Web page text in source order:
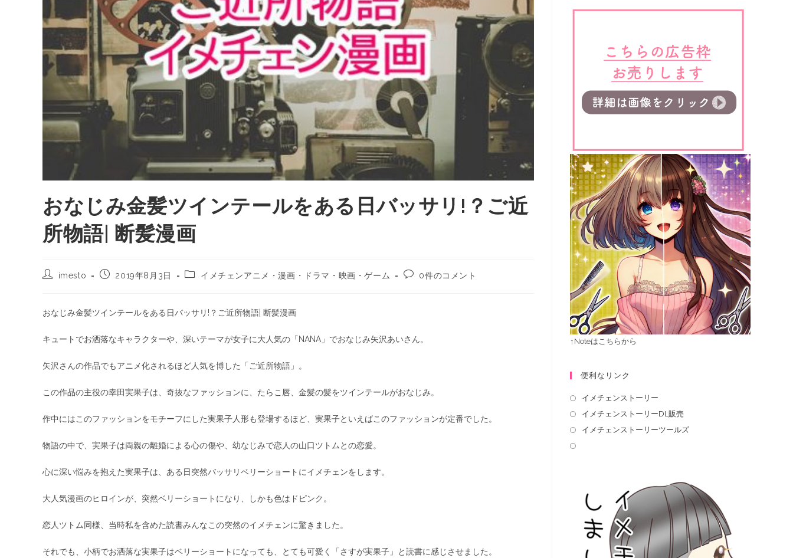
おなじみ金髪ツインテールをある日バッサリ!？ご近
所物語| 断髪漫画
imesto 2019年8月3日 イメチェンアニメ・漫画・ドラマ・映画・ゲーム 0件のコメント
おなじみ金髪ツインテールをある日バッサリ!？ご近所物語| 断髪漫画
キュートでお洒落なキャラクターや、深いテーマが女子に大人気の「NANA」でおなじみ矢沢あいさん。
矢沢さんの作品でもアニメ化されるほど人気を博した「ご近所物語」。
この作品の主役の幸田実果子は、奇抜なファッションに、たらこ唇、金髪の髪をツインテールがおなじみ。
作中にはこのファッションをモチーフにした実果子人形も登場するほど、実果子といえばこのファッションが定番でした。
物語の中で、実果子は両親の離婚による心の傷や、幼なじみで恋人の山口ツトムとの恋愛。
心に深い悩みを抱えた実果子は、ある日突然バッサリベリーショートにイメチェンをします。
大人気漫画のヒロインが、突然ベリーショートになり、しかも色はドピンク。
恋人ツトム同様、当時私を含めた読書みんなこの突然のイメチェンに驚きました。
それでも、小柄でお洒落な実果子はベリーショートになっても、とても可愛く「さすが実果子」と読書に感じさせました。
↑Noteはこちらから
便利なリンク
イメチェンストーリー
イメチェンストーリーDL販売
イメチェンストーリーツールズ